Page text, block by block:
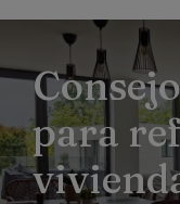
para